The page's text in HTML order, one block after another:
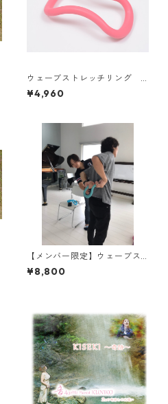
ウェーブストレッチリング
ソフトタイプ ピーチ 使用
動画特典付き
¥4,960
【メンバー限定】ウェーブス
トレッチリングセット 松澤ト
レーナー無料動画レッスン付
¥8,800